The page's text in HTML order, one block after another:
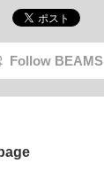
Follow BEAMS